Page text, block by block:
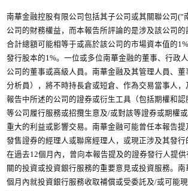
南華金融控股有限公司包括其子公司或其關聯公司(“
公司的財務權益，而本報告所評論的是涉及該公司
合計總額可能相等于或高於該公司的市場資本值的
發行股本的1%。一位或多位南華金融的董事、行政
公司的董事或高級人員。南華金融及其管理人員、
分析員），將不時持長倉或短倉、作為交易當事人
報告中所述的公司的證券或衍生工具（包括期權和
等公司履行服務或招攬生意及/或對該等證券或期權
重大的利益或影響交易。南華金融可能曾任本報告提
發售證券的經理人或聯席經理人，或現正涉及其發
在過去12個月內，曾向本報告提及的證券發行人提
關的投資或投資銀行服務的重要意見或投資服務。
個月內就投資銀行服務收取補償或受委託及/或可能